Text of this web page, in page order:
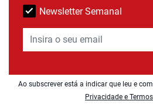
Newsletter Semanal
Ao subscrever está a indicar que leu e
Privacidade e